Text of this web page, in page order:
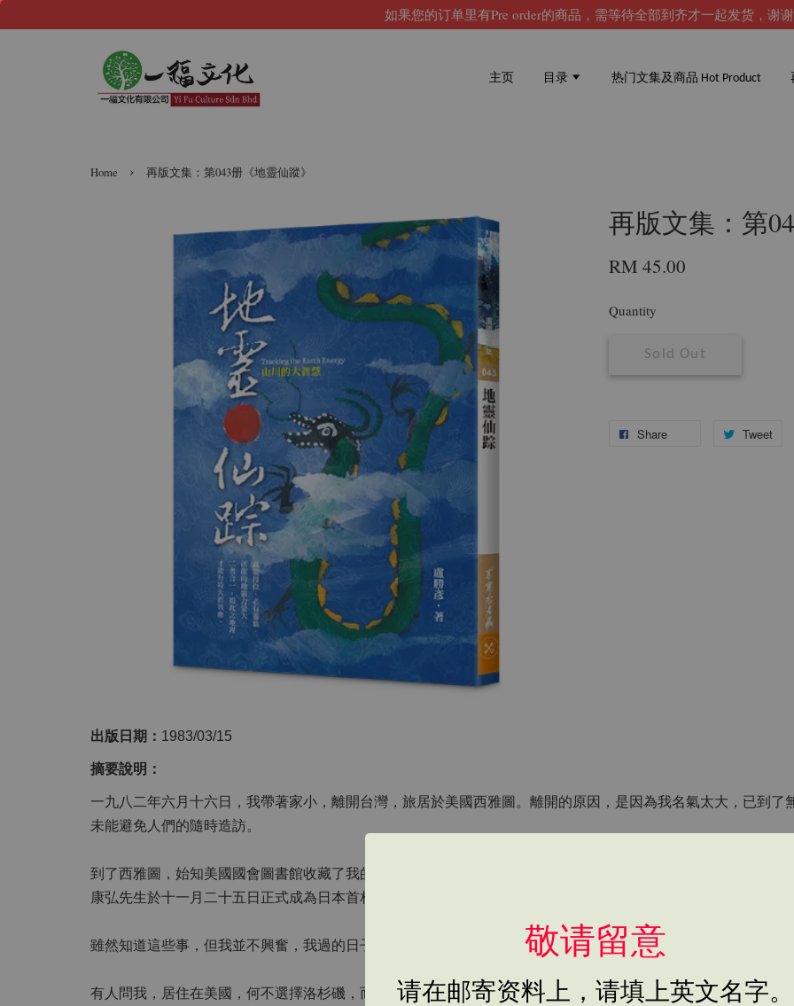
如果您的订单里有Pre order的商品，需等待全部到齐才一起发货，谢谢
敬请留意
请在邮寄资料上，请填上英文名字。
主页 目录 热门文集及商品 Hot Product
Home › 再版文集：第043册《地靈仙蹤》
再版文集：第
RM 45.00
Quantity
Sold Out
Share Tweet
出版日期： 1983/03/15
摘要說明：
一九八二年六月十六日，我帶著家小，離開台灣，旅居於美國西雅圖。離開的原因，是因為我名氣太大，已到
未能避免人們的隨時造訪。
到了西雅圖，始知美國國會圖書館收藏了我的著作。日本作家高藤聰一郎，寫了一本書，書名是「現代中國的
康弘先生於十一月二十五日正式成為日本首相，我在十二年前，曾替其占算，十二年後必任首相，他是家父的密
雖然知道這些事，但我並不興奮，我過的日子是半隱居的生活。在美國方面，祇要有中國人地方，就有我的書，
有人問我，居住在美國，何不選擇洛杉磯，而要到北國降雪的西雅圖？這問題問的好極了。因為我的回答是：美